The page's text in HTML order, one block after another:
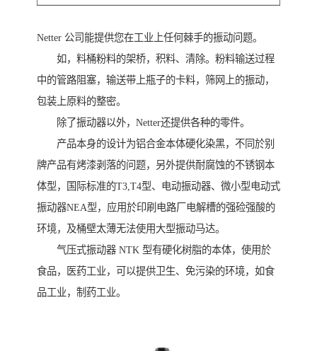
Netter 公司能提供您在工业上任何棘手的振动问题。
如，料桶粉料的架桥，积料、清除。粉料输送过程
中的管路阻塞，输送带上瓶子的卡料，筛网上的振动，
包装上原料的整密。
除了振动器以外，Netter还提供各种的零件。
产品本身的设计为铝合金本体硬化染黑，不同於别
牌产品有烤漆剥落的问题，另外提供耐腐蚀的不锈钢本
体型，国际标准的T3,T4型、电动振动器、微小型电动式
振动器NEA型，应用於印刷电路厂电解槽的强硷强酸的
环境，及桶壁太薄无法使用大型振动马达。
气压式振动器 NTK 型有硬化树脂的本体，使用於
食品，医药工业，可以提供卫生、免污染的环境，如食
品工业，制药工业。